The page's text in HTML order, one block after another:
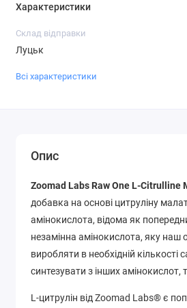
Характеристики
Склад відправки
Луцьк
Всі характеристики
Опис
Zoomad Labs Raw One L-Citrulline
добавка на основі цитруліну
амінокислота, відома як
незамінна амінокислота, яку наш
виробляти в необхідній кількості
синтезувати з інших амінокислот,
L-цитрулін від Zoomad Labs® є